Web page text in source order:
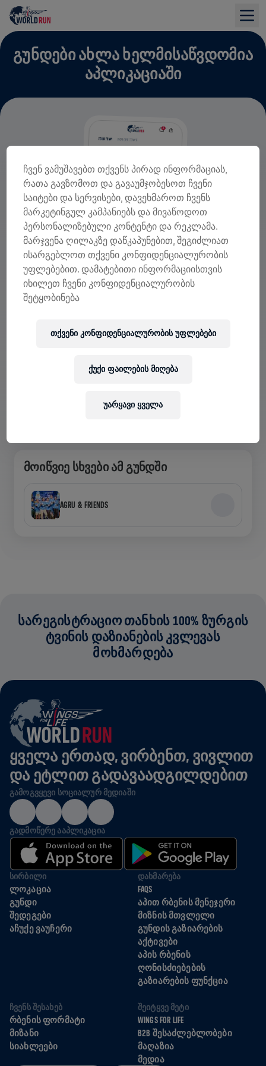
ᲒᲣᲜᲓᲔᲑᲘ ᲐᲮᲚᲐ ᲮᲔᲚᲛᲘᲡᲐᲬᲕᲓᲝᲛᲘᲐ
ᲐᲞᲚᲘᲙᲐᲪᲘᲐᲨᲘ
გუნდში ხარ თუ საკუთარს ქმნი, აპლიკაციაში
ლიდერბორდს და ერთად აღნიშნეთ.
ᲛᲝᲘᲬᲕᲘᲔ ᲡᲮᲕᲔᲑᲘ ᲐᲛ ᲒᲣᲜᲓᲨᲘ
AGRU & FRIENDS
ᲡᲐᲠᲔᲒᲘᲡᲢᲠᲐᲪᲘᲝ ᲗᲐᲜᲮᲘᲡ 100% ᲖᲣᲠᲒᲘᲡ
ᲢᲕᲘᲜᲘᲡ ᲓᲐᲖᲘᲐᲜᲔᲑᲘᲡ ᲙᲕᲚᲔᲕᲐᲡ
ᲛᲝᲮᲛᲐᲠᲓᲔᲑᲐ
ᲧᲕᲔᲚᲐ ᲔᲠᲗᲐᲓ, ᲕᲘᲠᲑᲔᲜᲗ, ᲕᲘᲕᲚᲘᲗ
ᲓᲐ ᲔᲢᲚᲘᲗ ᲒᲐᲓᲐᲕᲐᲐᲓᲒᲘᲚᲓᲔᲑᲘᲗ
ᲒᲐᲛᲝᲒᲕᲧᲔᲕᲘ ᲡᲝᲪᲘᲐᲚᲣᲠ ᲛᲔᲓᲘᲐᲨᲘ
ᲒᲐᲓᲛᲝᲬᲔᲠᲔ ᲐᲐᲞᲚᲘᲙᲐᲪᲘᲐ
ᲡᲘᲠᲑᲘᲚᲘ
ᲚᲝᲙᲐᲪᲘᲐ
ᲒᲣᲜᲓᲘ
ᲨᲔᲓᲔᲒᲔᲑᲘ
ᲐᲩᲣᲥᲔ ᲕᲐᲣᲩᲔᲠᲘ
ᲓᲐᲮᲛᲐᲠᲔᲑᲐ
FAQS
ᲐᲞᲘᲗ ᲠᲑᲔᲜᲘᲡ ᲛᲔᲜᲔᲯᲔᲠᲘ
ᲛᲘᲖᲜᲘᲡ ᲛᲗᲕᲚᲔᲚᲘ
ᲒᲣᲜᲓᲘᲡ ᲒᲐᲖᲘᲐᲠᲔᲑᲘᲡ
ᲐᲥᲢᲘᲕᲔᲑᲘ
ᲐᲞᲘᲡ ᲠᲑᲔᲜᲘᲡ
ᲦᲝᲜᲘᲡᲫᲘᲔᲑᲔᲑᲘᲡ
ᲒᲐᲖᲘᲐᲠᲔᲑᲘᲡ ᲤᲣᲜᲥᲪᲘᲐ
ᲩᲕᲔᲜᲡ ᲨᲔᲡᲐᲮᲔᲑ
ᲠᲑᲔᲜᲘᲡ ᲤᲝᲠᲛᲐᲢᲘ
ᲛᲘᲖᲐᲜᲘ
ᲡᲘᲐᲮᲚᲔᲔᲑᲘ
ᲨᲔᲘᲢᲧᲕᲔ ᲛᲔᲢᲘ
WINGS FOR LIFE
B2B ᲨᲔᲡᲐᲫᲚᲔᲑᲚᲝᲑᲔᲑᲘ
ᲛᲐᲦᲐᲖᲘᲐ
ᲛᲔᲓᲘᲐ
ჩვენ ვამუშავებთ თქვენს პირად ინფორმაციას,
რათა გავზომოთ და გავაუმჯობესოთ ჩვენი
საიტები და სერვისები, დავეხმაროთ ჩვენს
მარკეტინგულ კამპანიებს და მივაწოდოთ
პერსონალიზებული კონტენტი და რეკლამა.
მარჯვენა ღილაკზე დაწკაპუნებით, შეგიძლიათ
ისარგებლოთ თქვენი კონფიდენციალურობის
უფლებებით. დამატებითი ინფორმაციისთვის
იხილეთ ჩვენი კონფიდენციალურობის
შეტყობინება
თქვენი კონფიდენციალურობის უფლებები
უარყავი ყველა
ქუქი ფაილების მიღება